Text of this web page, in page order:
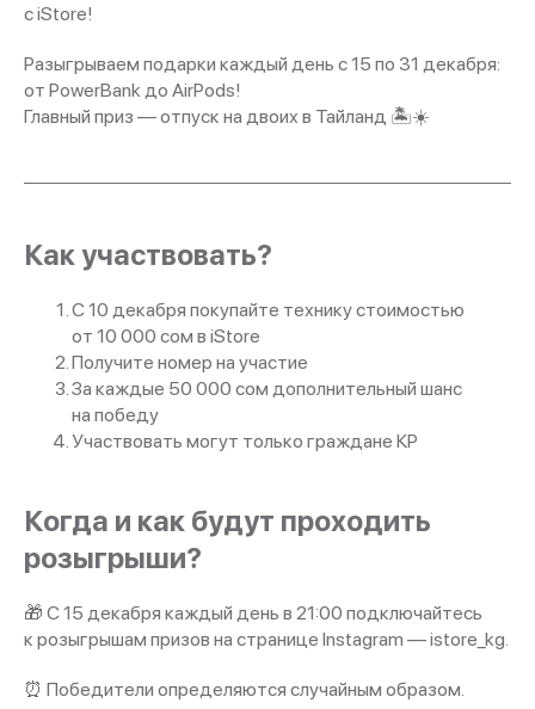
с iStore!
Разыгрываем подарки каждый день с 15 по 31 декабря:
от PowerBank до AirPods!
Главный приз — отпуск на двоих в Тайланд 🏝️☀️
Как участвовать?
С 10 декабря покупайте технику стоимостью
от 10 000 сом в iStore
Получите номер на участие
За каждые 50 000 сом дополнительный шанс
на победу
Участвовать могут только граждане КР
Когда и как будут проходить
розыгрыши?
🎁 С 15 декабря каждый день в 21:00 подключайтесь
к розыгрышам призов на странице Instagram — istore_kg.
⏰ Победители определяются случайным образом.